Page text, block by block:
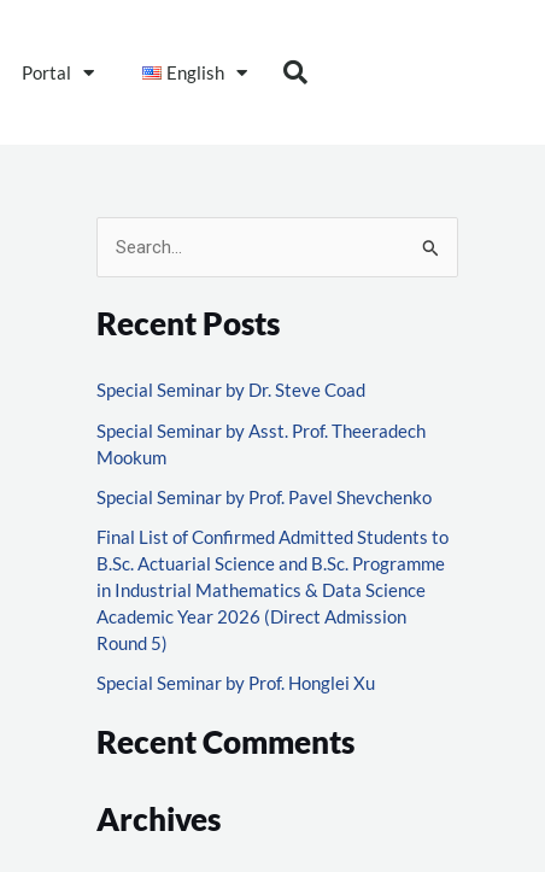
Portal English
a
c
h
f
o
r
:
Recent Posts
Special Seminar by Dr. Steve Coad
Special Seminar by Asst. Prof. Theeradech
Mookum
Special Seminar by Prof. Pavel Shevchenko
Final List of Confirmed Admitted Students to
B.Sc. Actuarial Science and B.Sc. Programme
in Industrial Mathematics & Data Science
Academic Year 2026 (Direct Admission
Round 5)
Special Seminar by Prof. Honglei Xu
Recent Comments
Archives